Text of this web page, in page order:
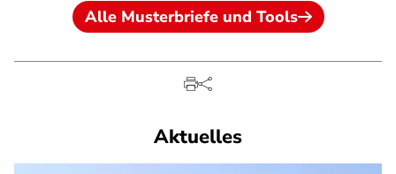
Alle Musterbriefe und Tools
Aktuelles